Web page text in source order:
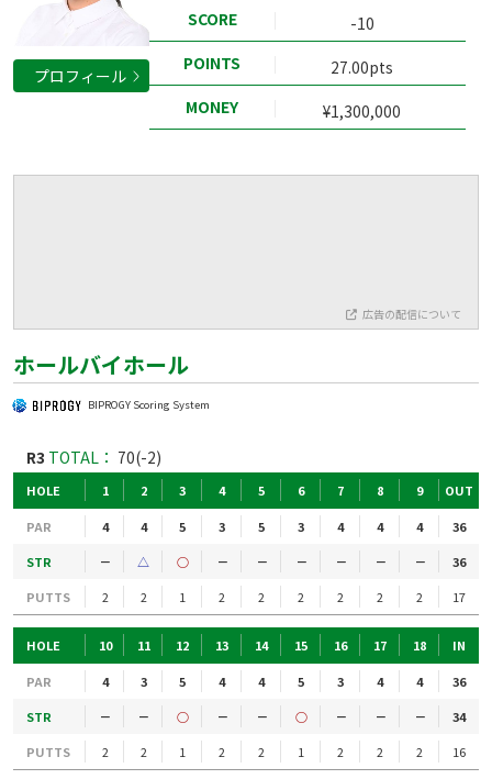
プロフィール
SCORE
-10
POINTS
27.00pts
MONEY
¥1,300,000
広告の配信について
ホールバイホール
BIPROGY Scoring System
R3 TOTAL： 70(-2)
HOLE 1 2 3 4 5 6 7 8 9 OUT
PAR 4 4 5 3 5 3 4 4 4
36
STR
－ △ ○ － － － － － －
36
PUTTS
2 2 1 2 2 2 2 2 2 17
HOLE 10 11 12 13 14 15 16 17 18 IN
PAR 4 3 5 4 4 5 3 4 4
36
STR
－ － ○ － － ○ － － －
34
PUTTS
2 2 1 2 2 1 2 2 2 16